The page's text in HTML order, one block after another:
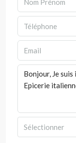
Sélectionner